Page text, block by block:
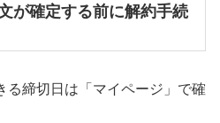
が確定する前に解約手続
る締切日は「マイページ」で確